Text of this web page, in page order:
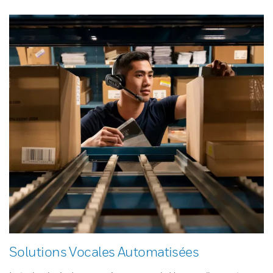
Solutions Vocales Automatisées